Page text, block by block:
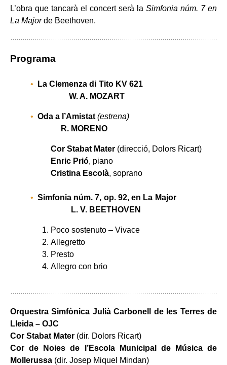
L’obra que tancarà el concert serà la Simfonia núm. 7 en
La Majorde Beethoven.
Programa
La Clemenza di Tito KV 621
W. A. MOZART
Oda a l’Amistat(estrena)
R. MORENO
Cor Stabat Mater (direcció, Dolors Ricart)
Enric Prió, piano
Cristina Escolà, soprano
Simfonia núm. 7, op. 92, en La Major
L. V. BEETHOVEN
Poco sostenuto – Vivace
Allegretto
Presto
Allegro con brio
Orquestra Simfònica Julià Carbonell de les Terres de
Lleida – OJC
Cor Stabat Mater (dir. Dolors Ricart)
Cor de Noies de l’Escola Municipal de Música de
Mollerussa (dir. Josep Miquel Mindan)